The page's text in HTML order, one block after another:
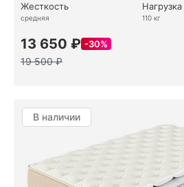
Жесткость
средняя
Нагрузка
110 кг
13 650 ₽ 30%
19 500 ₽
В наличии